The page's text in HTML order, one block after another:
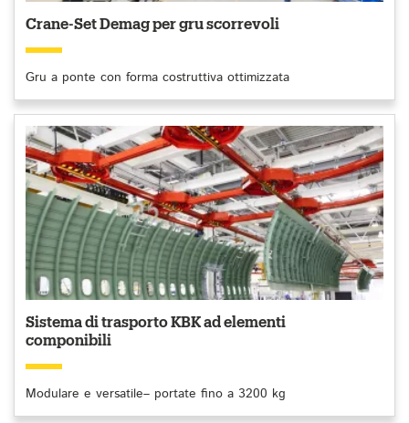
Crane-Set Demag per gru scorrevoli
Gru a ponte con forma costruttiva ottimizzata
Sistema di trasporto KBK ad elementi
componibili
Modulare e versatile– portate fino a 3200 kg